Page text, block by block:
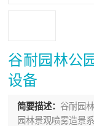
谷耐园林公
设备
简要描述： 谷耐园
园林景观喷雾造景